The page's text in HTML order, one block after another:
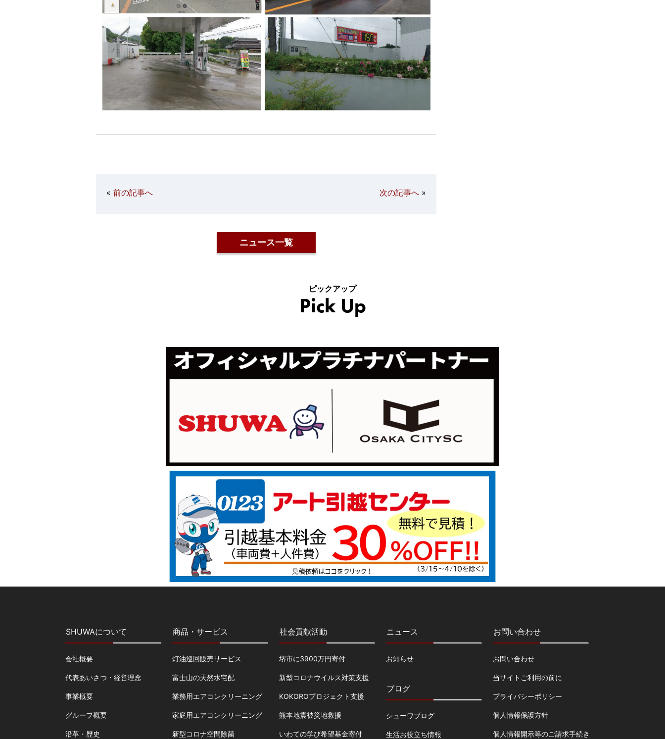
« 前の記事へ 次の記事へ »
ニュース一覧
ピックアップ
Pick Up
SHUWAについて
会社概要
代表あいさつ・経営理念
事業概要
グループ概要
沿革・歴史
商品・サービス
灯油巡回販売サービス
富士山の天然水宅配
業務用エアコンクリーニング
家庭用エアコンクリーニング
新型コロナ空間除菌
社会貢献活動
堺市に3900万円寄付
新型コロナウイルス対策支援
KOKOROプロジェクト支援
熊本地震被災地救援
いわての学び希望基金寄付
ニュース
お知らせ
ブログ
シューワブログ
生活お役立ち情報
お問い合わせ
お問い合わせ
当サイトご利用の前に
プライバシーポリシー
個人情報保護方針
個人情報開示等のご請求手続き